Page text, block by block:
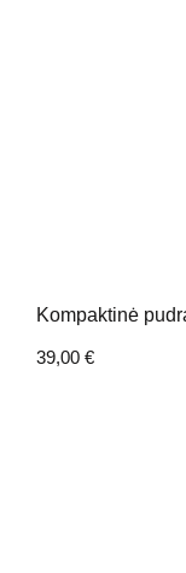
Kompaktinė
39,00 €